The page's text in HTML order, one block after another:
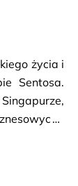
życia i
Sentosa.
i
mnóstwo